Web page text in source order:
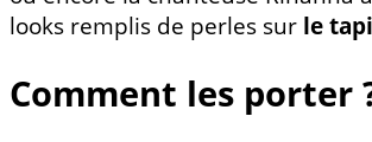
looks remplis de perles sur le
Comment les porter